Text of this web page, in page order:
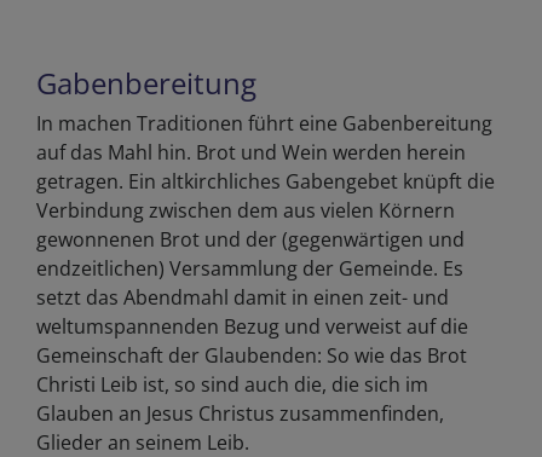
Gabenbereitung
In machen Traditionen führt eine Gabenbereitung
auf das Mahl hin. Brot und Wein werden herein
getragen. Ein altkirchliches Gabengebet knüpft die
Verbindung zwischen dem aus vielen Körnern
gewonnenen Brot und der (gegenwärtigen und
endzeitlichen) Versammlung der Gemeinde. Es
setzt das Abendmahl damit in einen zeit- und
weltumspannenden Bezug und verweist auf die
Gemeinschaft der Glaubenden: So wie das Brot
Christi Leib ist, so sind auch die, die sich im
Glauben an Jesus Christus zusammenfinden,
Glieder an seinem Leib.